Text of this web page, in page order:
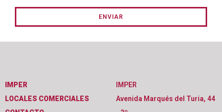
ENVIAR
IMPER
LOCALES COMERCIALES
IMPER
Avenida Marqués del Turia, 44